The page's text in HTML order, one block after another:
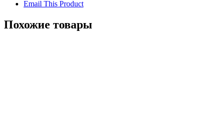
Email This Product
Похожие товары